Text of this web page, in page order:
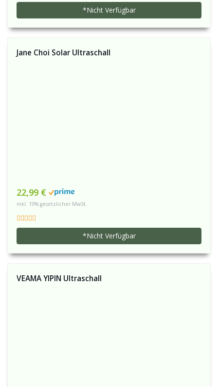
*Nicht Verfügbar
Jane Choi Solar Ultraschall
22,99 €
inkl. 19% gesetzlicher MwSt.
*Nicht Verfügbar
VEAMA YIPIN Ultraschall